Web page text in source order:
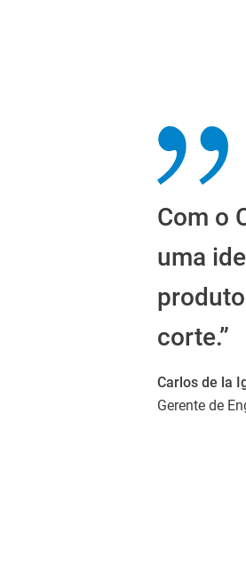
Com o
uma
corte.”
Carlos de la
Gerente de